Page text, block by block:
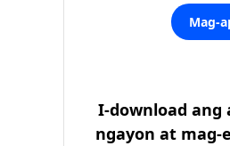
Mag-
I-download ang
ngayon at mag-